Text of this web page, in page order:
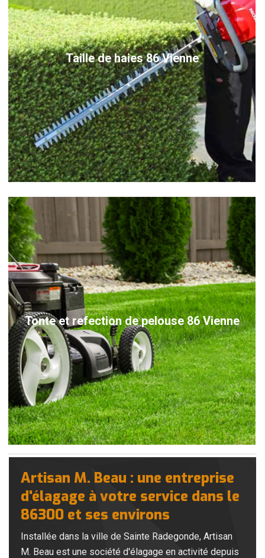
Taille de haies 86 Vienne
Tonte et refection de pelouse 86 Vienne
Artisan M. Beau : une entreprise
d'élagage à votre service dans le
86300 et ses environs
Installée dans la ville de Sainte Radegonde, Artisan
M. Beau est une société d'élagage en activité depuis